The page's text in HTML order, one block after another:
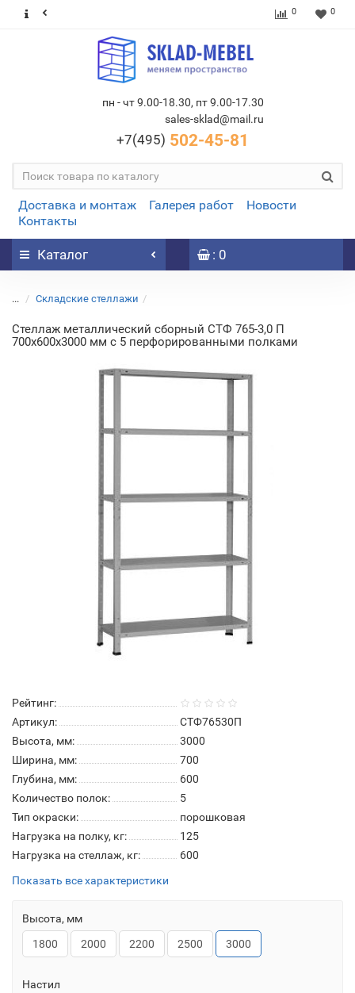
0 0
пн - чт 9.00-18.30, пт 9.00-17.30
sales-sklad@mail.ru
+7(495) 502-45-81
Доставка и монтаж Галерея работ
Новости
Контакты
Каталог : 0
... Складские стеллажи
Стеллаж металлический сборный СТФ 765-3,0 П
700х600х3000 мм с 5 перфорированными полками
Рейтинг:
Артикул:
СТФ76530П
Высота, мм:
3000
Ширина, мм:
700
Глубина, мм:
600
Количество полок:
5
Тип окраски:
порошковая
Нагрузка на полку, кг:
125
Нагрузка на стеллаж, кг:
600
Показать все характеристики
Высота, мм
1800
2000 2200 2500 3000
Настил